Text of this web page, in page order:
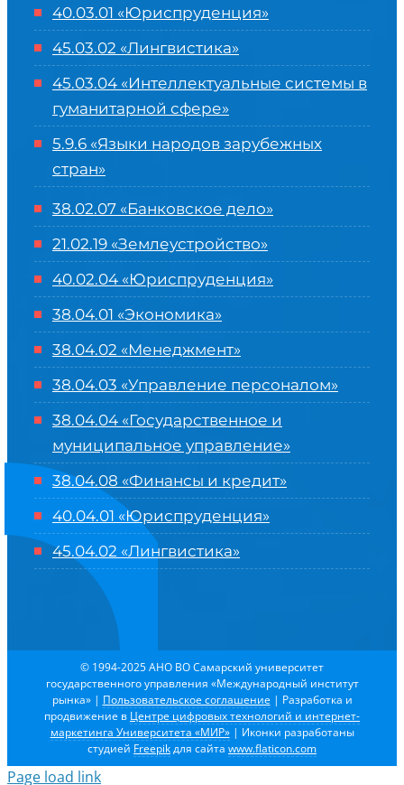
40.03.01 «Юриспруденция»
45.03.02 «Лингвистика»
45.03.04 «Интеллектуальные системы в
гуманитарной сфере»
5.9.6 «Языки народов зарубежных
стран»
38.02.07 «Банковское дело»
21.02.19 «Землеустройство»
40.02.04 «Юриспруденция»
38.04.01 «Экономика»
38.04.02 «Менеджмент»
38.04.03 «Управление персоналом»
38.04.04 «Государственное и
муниципальное управление»
38.04.08 «Финансы и кредит»
40.04.01 «Юриспруденция»
45.04.02 «Лингвистика»
© 1994-2025 АНО ВО Самарский университет
государственного управления «Международный институт
рынка» | Пользовательское соглашение | Разработка и
продвижение в Центре цифровых технологий и интернет-
маркетинга Университета «МИР»| Иконки разработаны
студией Freepikдля сайта www.flaticon.com
Page load link